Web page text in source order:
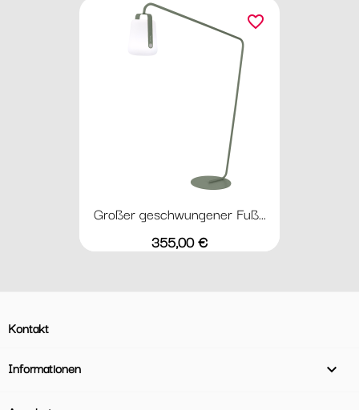
Großer geschwungener Fuß...
Preis
355,00 €
favorite_border
Kontakt
Informationen 